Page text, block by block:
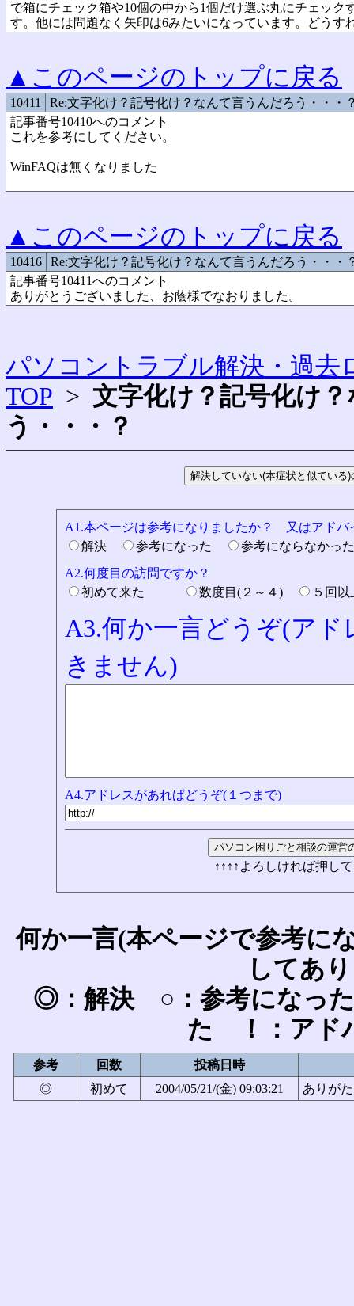
で箱にチェック箱や10個の中から1個だけ選ぶ丸にチェック
す。他には問題なく矢印は6みたいになっています。どうす
▲このページのトップに戻る
10411
Re:文字化け？記号化け？なんて言うんだろう・・・
記事番号10410へのコメント
これを参考にしてください。
WinFAQは無くなりました
▲このページのトップに戻る
10416
Re:文字化け？記号化け？なんて言うんだろう・・・
記事番号10411へのコメント
ありがとうございました、お蔭様でなおりました。
パソコントラブル解決・過去
TOP > 文字化け？記号化け
う・・・？
A1.本ページは参考になりましたか？ 又はアドバ
解決
参考になった
参考にならなか
A2.何度目の訪問ですか？
初めて来た
数度目(２～４) ５回
A3.何か一言どうぞ(ア
きません)
A4.アドレスがあればどうぞ(１つまで)
↑↑↑↑よろしければ押し
何か一言(本ページで参考に
してあ
◎：解決 ○：参考になっ
た ！：アド
参考 回数
投稿日時
◎
初めて 2004/05/21/(金) 09:03:21 ありが